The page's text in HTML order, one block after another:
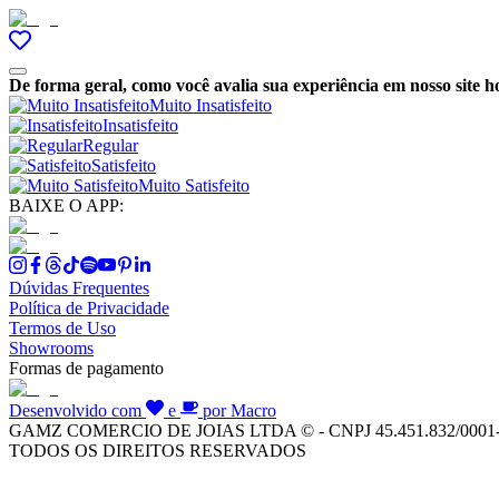
De forma geral, como você avalia sua experiência em nosso site
Muito Insatisfeito
Insatisfeito
Regular
Satisfeito
Muito Satisfeito
BAIXE O APP:
Dúvidas Frequentes
Política de Privacidade
Termos de Uso
Showrooms
Formas de pagamento
Desenvolvido com e
por Macro
GAMZ COMERCIO DE JOIAS LTDA © - CNPJ 45.451.832/
TODOS OS DIREITOS RESERVADOS